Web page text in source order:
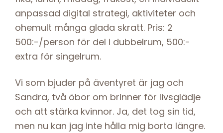
anpassad digital strategi, aktiviteter och
ohemult många glada skratt. Pris: 2
500:-/person för del i dubbelrum, 500:-
extra för singelrum.
Vi som bjuder på äventyret är jag och
Sandra, två öbor om brinner för livsglädje
och att stärka kvinnor. Ja, det tog sin tid,
men nu kan jag inte hålla mig borta längre.